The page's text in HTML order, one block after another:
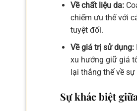
Về chất liệu da:
chiếm ưu thế với
tuyệt đối.
Về giá trị sử dụng:
xu hướng giữ giá
lại thắng thế về
Sự khác biệt